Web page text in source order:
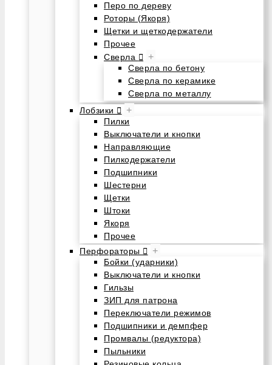
Перо по дереву
Роторы (Якоря)
Щетки и щеткодержатели
Прочее
Сверла
+
Сверла по бетону
Сверла по керамике
Сверла по металлу
Лобзики
+
Пилки
Выключатели и кнопки
Направляющие
Пилкодержатели
Подшипники
Шестерни
Щетки
Штоки
Якоря
Прочее
Перфораторы
+
Бойки (ударники)
Выключатели и кнопки
Гильзы
ЗИП для патрона
Переключатели режимов
Подшипники и демпфер
Промвалы (редуктора)
Пыльники